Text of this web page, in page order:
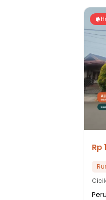
Rp